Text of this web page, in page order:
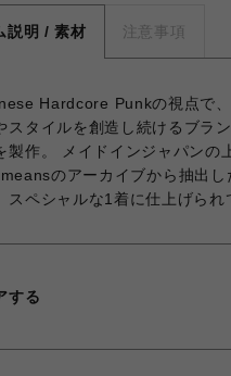
説明 / 素材 注意事項
Hardcore Punkの視点で
スタイルを創造し続けるブラ
製作。 メイドインジャパンの
のアーカイブから抽出
スペシャルな1着に仕上げられ
する